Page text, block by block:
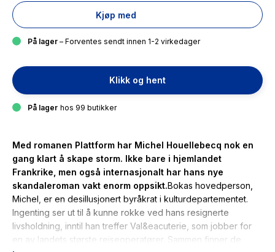
Kjøp med
På lager – Forventes sendt innen 1-2 virkedager
Klikk og hent
På lager hos 99 butikker
Med romanen Plattform har Michel Houellebecq nok en
gang klart å skape storm. Ikke bare i hjemlandet
Frankrike, men også internasjonalt har hans nye
skandaleroman vakt enorm oppsikt.Bokas hovedperson,
Michel, er en desillusjonert byråkrat i kulturdepartementet.
Ingenting ser ut til å kunne rokke ved hans resignerte
livsholdning, inntil han treffer Val&eacuterie, som jobber for
en av landets største reiseoperatører. Sammen finner de